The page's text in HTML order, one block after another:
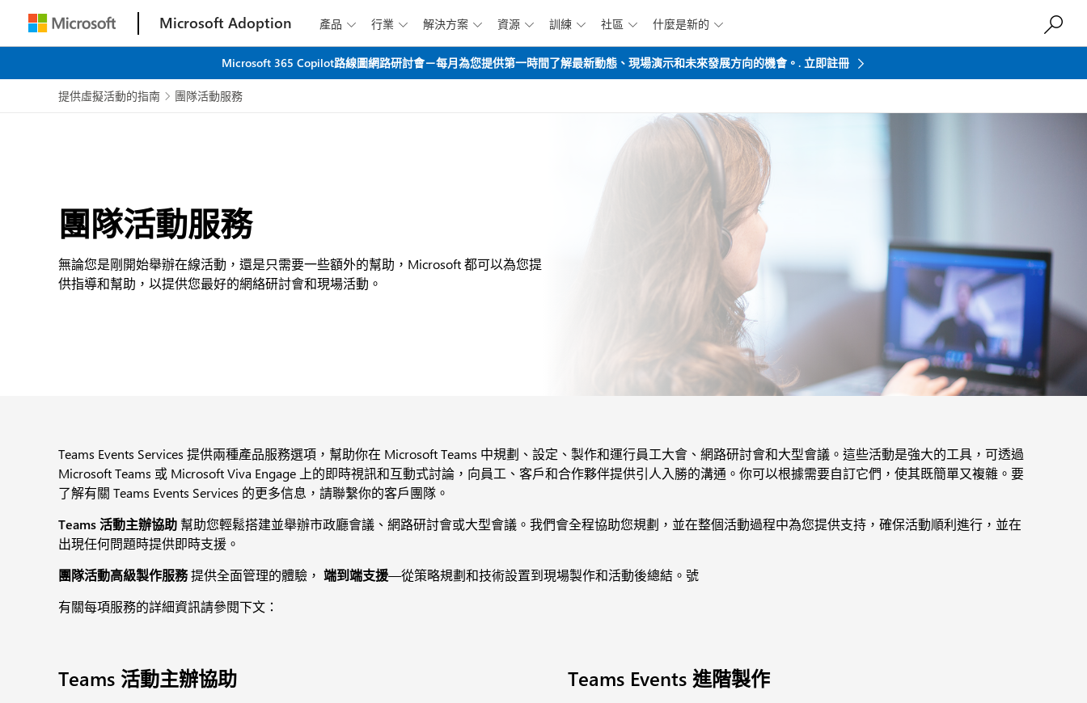
跳到主要內容
Microsoft Adoption 產品  行業  解決方案  資源  訓練  社區  什麼是新的 
Microsoft 365 Copilot路線圖網路研討會－每月為您提供第一時間了解最新動態、現場演示和未來發展方向的機會。. 立即註冊
提供虛擬活動的指南  團隊活動服務
團隊活動服務
無論您是剛開始舉辦在線活動，還是只需要一些額外的幫助，Microsoft 都可以為您提
供指導和幫助，以提供您最好的網絡研討會和現場活動。
Teams Events Services 提供兩種產品服務選項，幫助你在 Microsoft Teams 中規劃、設定、製作和運行員工大會、網路研討會和大型會議。這些活動是強大的工具，可透過
Microsoft Teams 或 Microsoft Viva Engage 上的即時視訊和互動式討論，向員工、客戶和合作夥伴提供引人入勝的溝通。你可以根據需要自訂它們，使其既簡單又複雜。要
了解有關 Teams Events Services 的更多信息，請聯繫你的客戶團隊。
Teams 活動主辦協助 幫助您輕鬆搭建並舉辦市政廳會議、網路研討會或大型會議。我們會全程協助您規劃，並在整個活動過程中為您提供支持，確保活動順利進行，並在
出現任何問題時提供即時支援。
團隊活動高級製作服務提供全面管理的體驗， 端到端支援—從策略規劃和技術設置到現場製作和活動後總結。號
有關每項服務的詳細資訊請參閱下文：
Teams 活動主辦協助 Teams Events 進階製作